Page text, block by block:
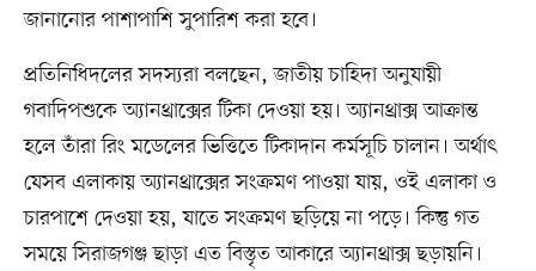
জানানোর পাশাপাশি সুপারিশ করা হবে।
প্রতিনিধিদলের সদস্যরা বলছেন, জাতীয় চাহিদা অনুযায়ী
গবাদিপশুকে অ্যানথ্রাক্সের টিকা দেওয়া হয়। অ্যানথ্রাক্স আক্রান্ত
হলে তাঁরা রিং মডেলের ভিত্তিতে টিকাদান কর্মসূচি চালান। অর্থাৎ
যেসব এলাকায় অ্যানথ্রাক্সের সংক্রমণ পাওয়া যায়, ওই এলাকা ও
চারপাশে দেওয়া হয়, যাতে সংক্রমণ ছড়িয়ে না পড়ে। কিন্তু গত
সময়ে সিরাজগঞ্জ ছাড়া এত বিস্তৃত আকারে অ্যানথ্রাক্স ছড়ায়নি।